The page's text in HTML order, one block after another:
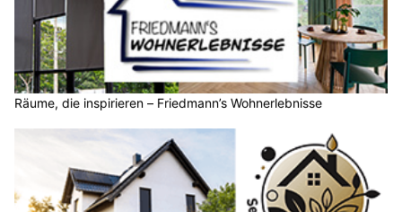
Räume, die inspirieren – Friedmann’s Wohnerlebnisse